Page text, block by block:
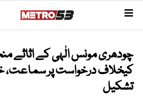
چودھری مونس الٰہی کے اثاثے
کیخلاف درخواست پر
تشکیل